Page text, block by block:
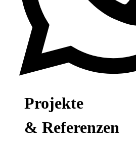
Projekte
& Referenzen